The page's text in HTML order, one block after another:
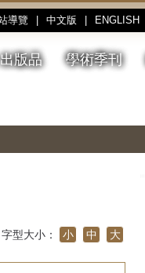
導覽 中文版 ENGLISH
出版品 學術季刊
字型大小： 小 中 大